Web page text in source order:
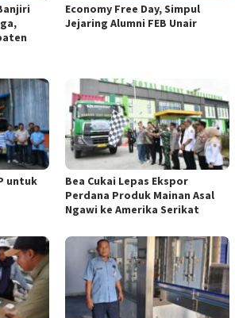
Economy Free Day, Simpul
Jejaring Alumni FEB Unair
untuk
Bea Cukai Lepas Ekspor
Perdana Produk Mainan Asal
Ngawi ke Amerika Serikat